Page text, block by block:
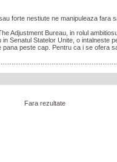
forte nestiute ne manipuleaza fara
Adjustment Bureau, in rolul
Senatul Statelor Unite, o intalneste
peste cap. Pentru ca i se ofera
Fara rezultate